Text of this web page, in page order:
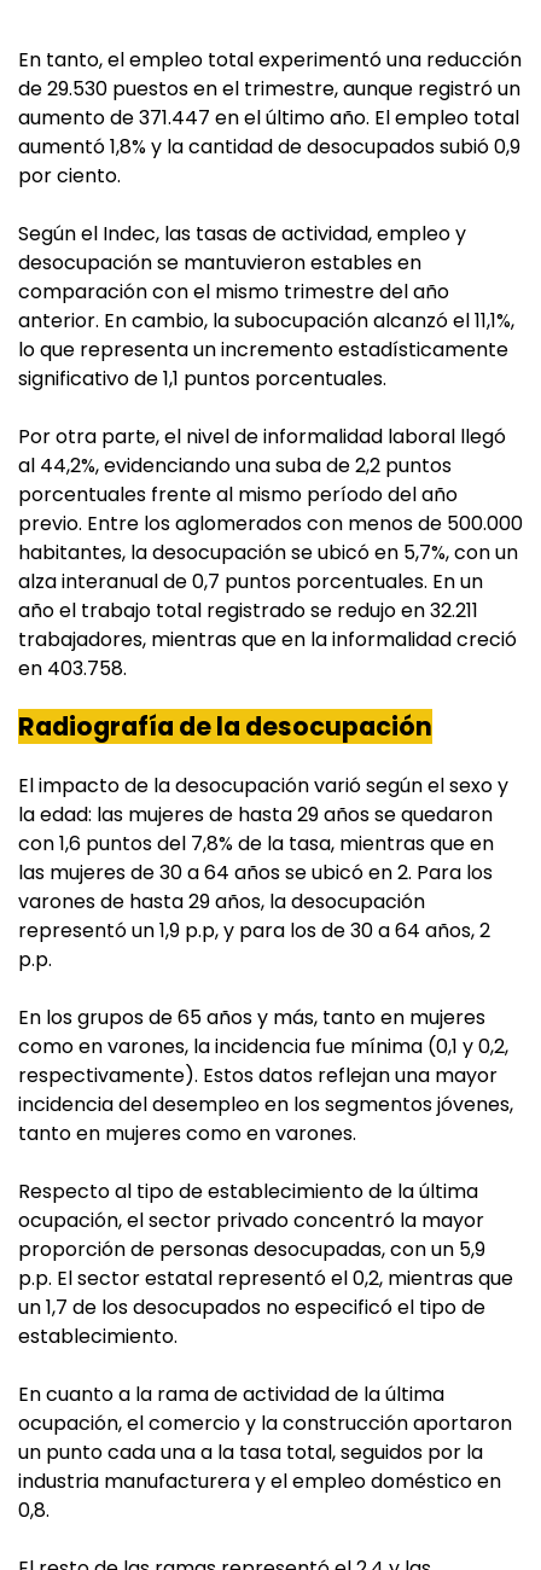
En tanto, el empleo total experimentó una reducción
de 29.530 puestos en el trimestre, aunque registró un
aumento de 371.447 en el último año. El empleo total
aumentó 1,8% y la cantidad de desocupados subió 0,9
por ciento.
Según el Indec, las tasas de actividad, empleo y
desocupación se mantuvieron estables en
comparación con el mismo trimestre del año
anterior. En cambio, la subocupación alcanzó el 11,1%,
lo que representa un incremento estadísticamente
significativo de 1,1 puntos porcentuales.
Por otra parte, el nivel de informalidad laboral llegó
al 44,2%, evidenciando una suba de 2,2 puntos
porcentuales frente al mismo período del año
previo. Entre los aglomerados con menos de 500.000
habitantes, la desocupación se ubicó en 5,7%, con un
alza interanual de 0,7 puntos porcentuales. En un
año el trabajo total registrado se redujo en 32.211
trabajadores, mientras que en la informalidad creció
en 403.758.
Radiografía de la desocupación
El impacto de la desocupación varió según el sexo y
la edad: las mujeres de hasta 29 años se quedaron
con 1,6 puntos del 7,8% de la tasa, mientras que en
las mujeres de 30 a 64 años se ubicó en 2. Para los
varones de hasta 29 años, la desocupación
representó un 1,9 p.p, y para los de 30 a 64 años, 2
p.p.
En los grupos de 65 años y más, tanto en mujeres
como en varones, la incidencia fue mínima (0,1 y 0,2,
respectivamente). Estos datos reflejan una mayor
incidencia del desempleo en los segmentos jóvenes,
tanto en mujeres como en varones.
Respecto al tipo de establecimiento de la última
ocupación, el sector privado concentró la mayor
proporción de personas desocupadas, con un 5,9
p.p. El sector estatal representó el 0,2, mientras que
un 1,7 de los desocupados no especificó el tipo de
establecimiento.
En cuanto a la rama de actividad de la última
ocupación, el comercio y la construcción aportaron
un punto cada una a la tasa total, seguidos por la
industria manufacturera y el empleo doméstico en
0,8.